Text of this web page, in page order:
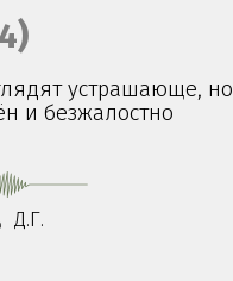
устрашающе, но
и безжалостно
Д.Г.